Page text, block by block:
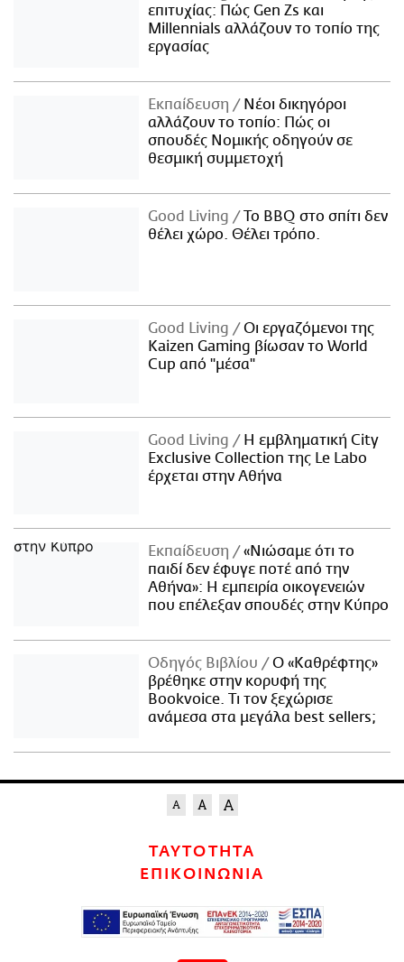
επιτυχίας: Πώς Gen Zs και
Millennials αλλάζουν το τοπίο της
εργασίας
Εκπαίδευση
Νέοι δικηγόροι
αλλάζουν το τοπίο: Πώς οι
σπουδές Νομικής οδηγούν σε
θεσμική συμμετοχή
Good Living
Το BBQ στο σπίτι δεν
θέλει χώρο. Θέλει τρόπο.
Good Living
Οι εργαζόμενοι της
Kaizen Gaming βίωσαν το World
Cup από "μέσα"
Good Living
Η εμβληματική City
Exclusive Collection της Le Labo
έρχεται στην Αθήνα
Εκπαίδευση
«Νιώσαμε ότι το
παιδί δεν έφυγε ποτέ από την
Αθήνα»: Η εμπειρία οικογενειών
που επέλεξαν σπουδές στην Κύπρο
Οδηγός Βιβλίου
Ο «Καθρέφτης»
βρέθηκε στην κορυφή της
Bookvoice. Τι τον ξεχώρισε
ανάμεσα στα μεγάλα best sellers;
ΤΑΥΤΟΤΗΤΑ
ΕΠΙΚΟΙΝΩΝΙΑ